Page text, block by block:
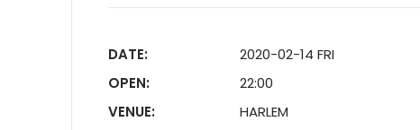
DATE:
2020-02-14 FRI
OPEN:
22:00
VENUE:
HARLEM